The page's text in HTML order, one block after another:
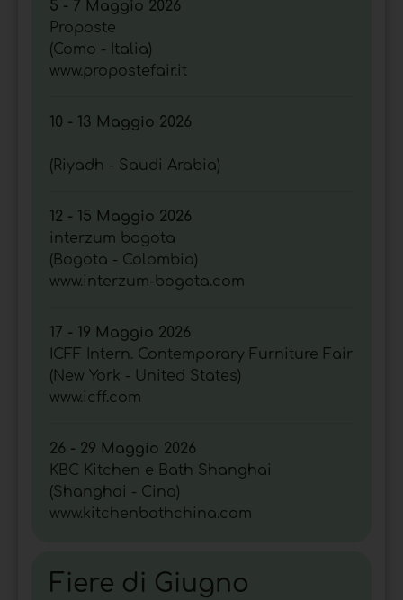
5 - 7 Maggio 2026
Proposte
(Como - Italia)
www.propostefair.it
10 - 13 Maggio 2026
(Riyadh - Saudi Arabia)
12 - 15 Maggio 2026
interzum bogota
(Bogota - Colombia)
www.interzum-bogota.com
17 - 19 Maggio 2026
ICFF Intern. Contemporary Furniture Fair
(New York - United States)
www.icff.com
26 - 29 Maggio 2026
KBC Kitchen e Bath Shanghai
(Shanghai - Cina)
www.kitchenbathchina.com
Fiere di Giugno